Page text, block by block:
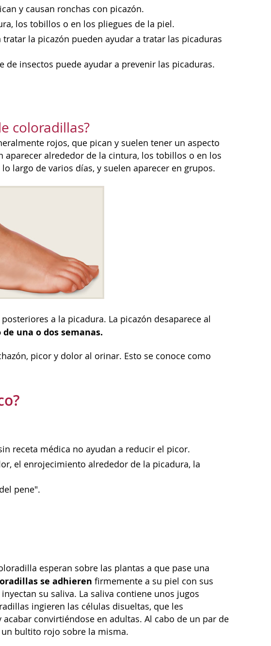
y causan ronchas con picazón.
los tobillos o en los pliegues de la piel.
la picazón pueden ayudar a tratar las picaduras
insectos puede ayudar a prevenir las picaduras.
coloradillas?
rojos, que pican y suelen tener un aspecto
aparecer alrededor de la cintura, los tobillos o en los
largo de varios días, y suelen aparecer en grupos.
a la picadura. La picazón desaparece al
una o dos semanas.
picor y dolor al orinar. Esto se conoce como
receta médica no ayudan a reducir el picor.
el enrojecimiento alrededor de la picadura, la
pene".
esperan sobre las plantas a que pase una
se adhieren firmemente a su piel con sus
su saliva. La saliva contiene unos jugos
ingieren las células disueltas, que les
convirtiéndose en adultas. Al cabo de un par de
bultito rojo sobre la misma.